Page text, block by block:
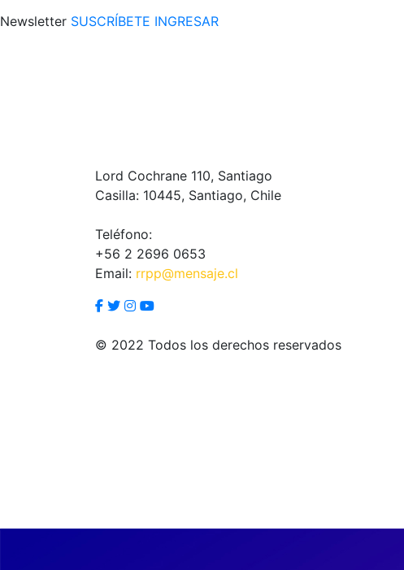
Newsletter SUSCRÍBETE INGRESAR
Lord Cochrane 110, Santiago
Casilla: 10445, Santiago, Chile
Teléfono:
+56 2 2696 0653
Email: rrpp@mensaje.cl
© 2022 Todos los derechos reservados